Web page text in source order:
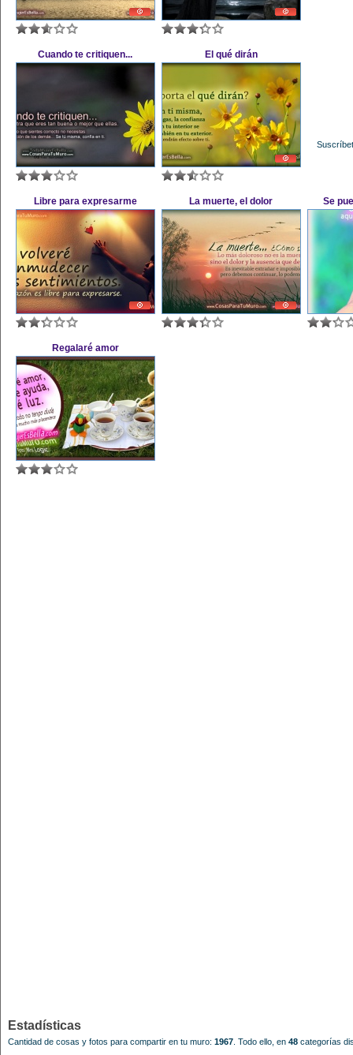
Cuando te critiquen... El qué dirán
Libre para expresarme La muerte, el dolor Se
Regalaré amor
Estadísticas
Cantidad de cosas y fotos para compartir en tu muro: 1967 Todo ello, en 48 categorías